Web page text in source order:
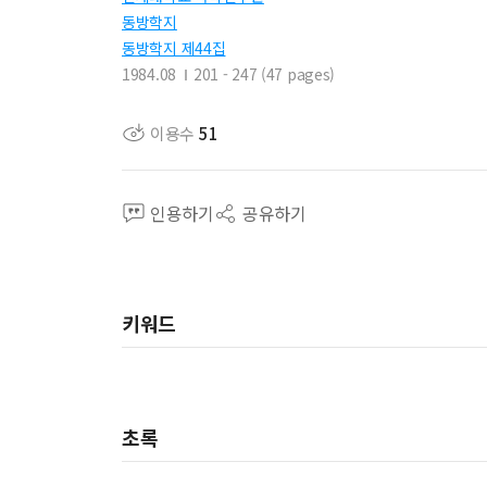
동방학지
동방학지 제44집
1984.08
201 - 247 (47 pages)
이용수 51
인용하기 공유하기
키워드
초록